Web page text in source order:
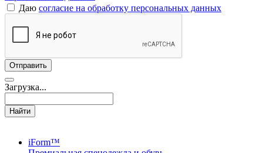
Даю согласие на обработку персональных данных
Загрузка...
Найти
iForm™